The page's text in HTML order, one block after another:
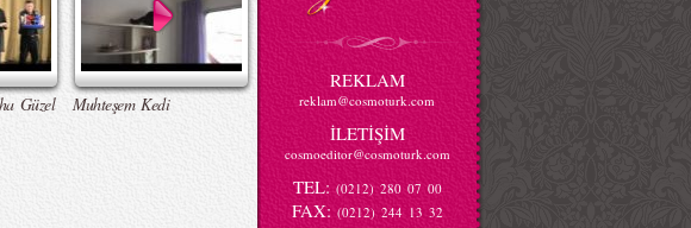
Güzel Muhteşem Kedi
REKLAM
reklam@cosmoturk.com
İLETİŞİM
cosmoeditor@cosmoturk.com
TEL: (0212) 280 07 00
FAX: (0212) 244 13 32